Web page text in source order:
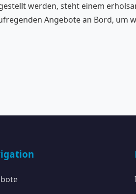
werden, steht einem
Angebote an Bord, um